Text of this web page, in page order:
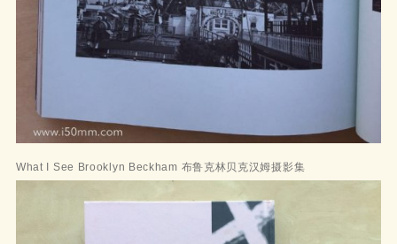
What I See Brooklyn Beckham 布鲁克林贝克汉姆摄影集